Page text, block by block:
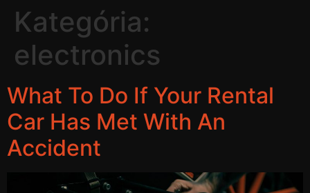
Kategória:
electronics
What To Do If Your Rental
Car Has Met With An
Accident